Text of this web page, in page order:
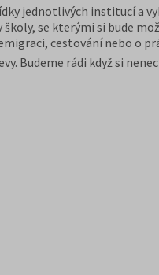
jednotlivých institucí a
se kterými si bude
cestování nebo o
Budeme rádi když si